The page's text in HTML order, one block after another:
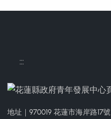
:::
地址｜970019 花蓮市海岸路17號